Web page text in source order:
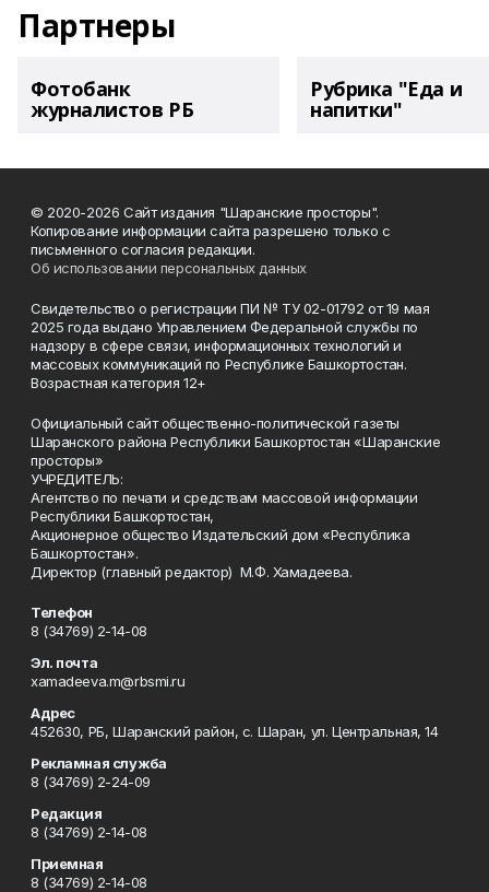
Партнеры
Фотобанк
журналистов РБ
Рубрика "Еда и
напитки"
© 2020-2026 Сайт издания "Шаранские просторы".
Копирование информации сайта разрешено только с
письменного согласия редакции.
Об использовании персональных данных
Свидетельство о регистрации ПИ № ТУ 02-01792 от 19 мая
2025 года выдано Управлением Федеральной службы по
надзору в сфере связи, информационных технологий и
массовых коммуникаций по Республике Башкортостан.
Возрастная категория 12+
Официальный сайт общественно-политической газеты
Шаранского района Республики Башкортостан «Шаранские
просторы»
УЧРЕДИТЕЛЬ:
Агентство по печати и средствам массовой информации
Республики Башкортостан,
Акционерное общество Издательский дом «Республика
Башкортостан».
Директор (главный редактор) М.Ф. Хамадеева.
Телефон
8 (34769) 2-14-08
Эл. почта
xamadeeva.m@rbsmi.ru
Адрес
452630, РБ, Шаранский район, с. Шаран, ул. Центральная, 14
Рекламная служба
8 (34769) 2-24-09
Редакция
8 (34769) 2-14-08
Приемная
8 (34769) 2-14-08